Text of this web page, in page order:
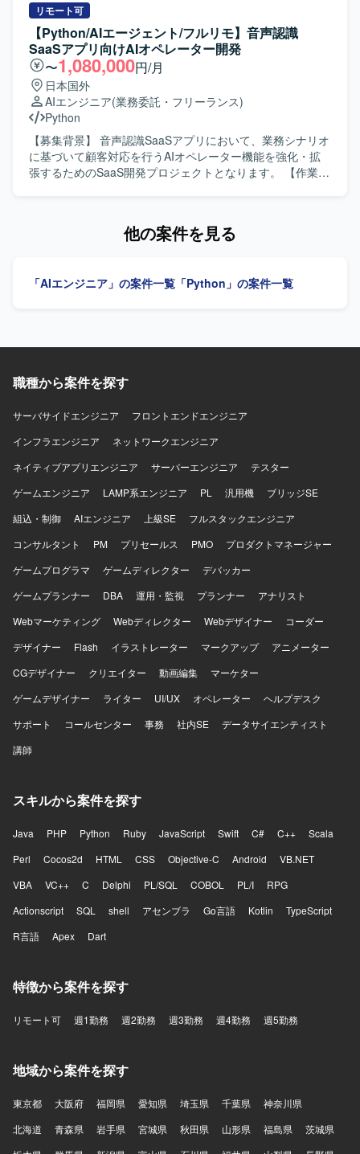
フォームで、推薦・検索基盤の運用経験を積むことができ
ます。 LLMを推薦に活用する実践的な知見を蓄積できる環
境です。 最新のAI技術を積極的に取り入れ、対外的な発信
も奨励される文化があります。 技術選定やロードマップ策
定に大きな裁量を持ち、AI・機械学習基盤構築の中核とし
て活躍できるポジションです。 【開発環境】 機械学習シス
テムの開発には主にPythonを使用し、Databricks上で動作
することを前提にライブラリを選定します。 システム間通
信にはProtocol Bufferを利用します。 開発にはJupyter
Notebook on Databricksを利用し、Pythonプロジェクトの
パッケージングにはrye（uv backend）を利用します。 デ
びQdrantを利用します。
機会が大きいポジションです。 【開発環境】 Python、
FastAPI、Flask、LLM、LangChain、LangGraph、RAG、
Azure、AKS、Foundry、AI Search、音声認識AIを利用して
開発を行っております。
た実験・検証・動作確認を行い、ROSおよびIsaac Simを活
用したロボット制御およびシミュレーション開発を実施い
たします。 模倣学習を用いたAIモデルの開発・改善や、
AWSクラウド環境を活用したVLA（Vision-Language-
Action）開発を行っていただきます。 AI／ロボティクス技
術の事業創出に向けた技術支援、技術ナレッジの整理およ
び技術者育成・展開、成果発表やレポーティングなども担
当いただきます。 【求める人物像】 ロボティクスおよび機
械学習分野の最新技術に関心を持ち、自ら情報収集しなが
ら主体的に研究開発を推進できる方を求めております。 チ
ームメンバーと連携しながら、仮説検証を繰り返し行い、
ション環境を用いた研究開発に携わることができます。
【開発環境】 ROSおよびIsaac Simを用いたロボット制御・
リモート可
【Python/AIエージェント/フルリモ】音声認識
SaaSアプリ向けAIオペレーター開発
〜1,080,000円/月
日本国外
AIエンジニア(業務委託・フリーランス)
Python
【募集背景】 音声認識SaaSアプリにおいて、業務シナリオ
に基づいて顧客対応を行うAIオペレーター機能を強化・拡
張するためのSaaS開発プロジェクトとなります。 【作業内
す。LLM連携APIの設計・実装や、タスク分解・ツール連
【求める人物像】 生成AIやAIエージェント技術への関心が
の向上に責任感を持って取り組んでいただける方が望まし
わせたSaaSプロダクトにおいて、プロンプト戦略やエージ
ことができます。個社ごとの要件にあわせたカスタマイズ
ウを蓄積できる環境です。 【開発環境】 Pythonを用いたバ
ックエンド開発環境のもと、LangChainやLangGraphなど
のAIエージェントフレームワークおよびLLM連携ライブラ
リを活用した開発を行います。
他の案件を見る
「AIエンジニア」の案件一覧 「Python」の案件一覧
職種から案件を探す
サーバサイドエンジニア
フロントエンドエンジニア
インフラエンジニア
ネットワークエンジニア
ネイティブアプリエンジニア
サーバーエンジニア
テスター
ゲームエンジニア
LAMP系エンジニア PL 汎用機
ブリッジSE
組込・制御
AIエンジニア 上級SE
フルスタックエンジニア
コンサルタント
PM プリセールス PMO
プロダクトマネージャー
ゲームプログラマ
ゲームディレクター
デバッカー
ゲームプランナー
DBA 運用・監視 プランナー
アナリスト
Webマーケティング
Webディレクター Webデザイナー
コーダー
デザイナー
Flash イラストレーター マークアップ
アニメーター
CGデザイナー
クリエイター 動画編集
マーケター
ゲームデザイナー
ライター UI/UX オペレーター
ヘルプデスク
サポート
コールセンター 事務 社内SE
データサイエンティスト
講師
スキルから案件を探す
Java PHP Python Ruby JavaScript Swift C# C++
Scala
Perl
Cocos2d HTML CSS Objective-C Android
VB.NET
VBA
VC++ C Delphi PL/SQL COBOL PL/I
RPG
Actionscript
SQL shell アセンブラ Go言語 Kotlin
TypeScript
R言語
Apex Dart
特徴から案件を探す
リモート可 週1勤務 週2勤務 週3勤務 週4勤務 週5勤務
地域から案件を探す
東京都 大阪府 福岡県 愛知県 埼玉県 千葉県
神奈川県
北海道
青森県 岩手県 宮城県 秋田県 山形県 福島県
茨城県